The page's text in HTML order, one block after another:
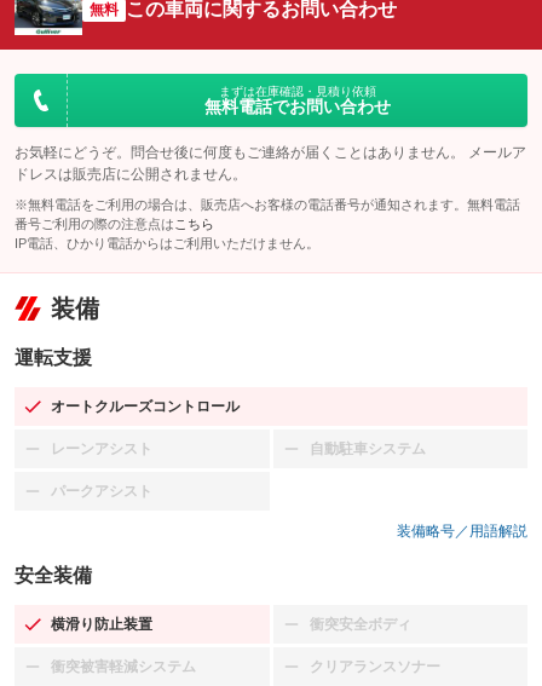
無料 この車両に関するお問い合わせ
まずは在庫確認・見積り依頼
無料電話でお問い合わせ
お気軽にどうぞ。問合せ後に何度もご連絡が届くことはありません。 メールア
ドレスは販売店に公開されません。
※無料電話をご利用の場合は、販売店へお客様の電話番号が通知されます。無料電話
番号ご利用の際の注意点は こちら
IP電話、ひかり電話からはご利用いただけません。
装備
運転支援
オートクルーズコントロール
：装備あり
レーンアシスト
：装備なし 自動駐車システム
：装備なし
パークアシスト
：装備なし
装備略号／用語解説
安全装備
横滑り防止装置
：装備あり 衝突安全ボディ
：装備なし
衝突被害軽減システム
：装備なし クリアランスソナー
：装備なし